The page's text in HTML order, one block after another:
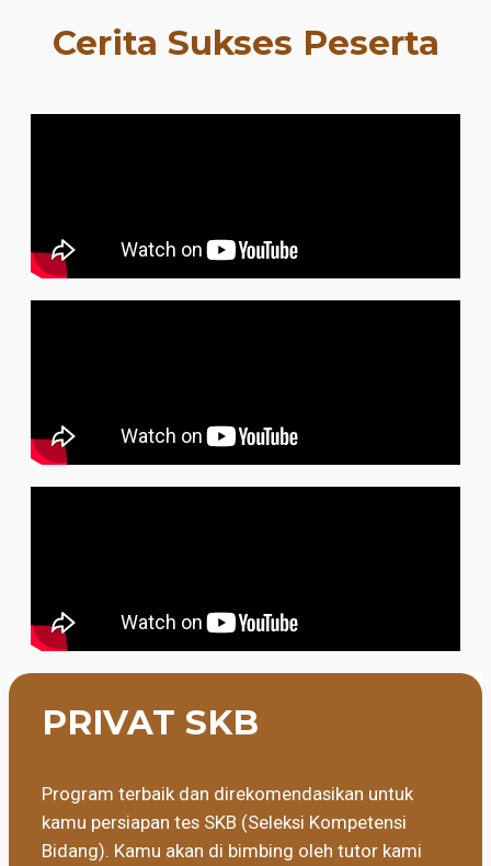
Cerita Sukses Peserta
PRIVAT SKB
Program terbaik dan direkomendasikan untuk
kamu persiapan tes SKB (Seleksi Kompetensi
Bidang). Kamu akan di bimbing oleh tutor kami